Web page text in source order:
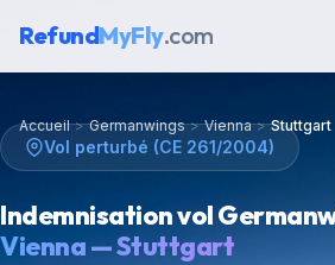
RefundMyFly.com
Accueil > Germanwings > Vienna > Stuttgart
Vol perturbé (CE 261/2004)
Indemnisation vol
Vienna — Stuttgart